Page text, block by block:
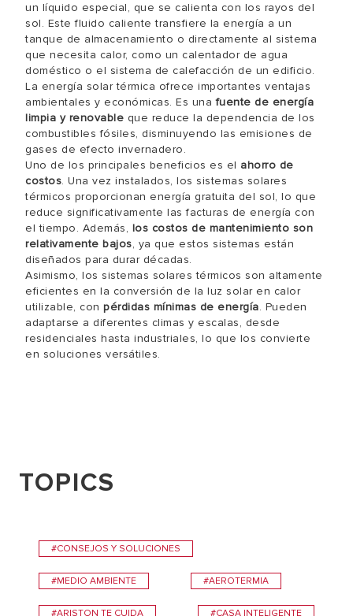
un líquido especial, que se calienta con los rayos del
sol. Este fluido caliente transfiere la energía a un
tanque de almacenamiento o directamente al sistema
que necesita calor, como un calentador de agua
doméstico o el sistema de calefacción de un edificio.
La energía solar térmica ofrece importantes ventajas
ambientales y económicas. Es una fuente de energía
limpia y renovable que reduce la dependencia de los
combustibles fósiles, disminuyendo las emisiones de
gases de efecto invernadero.
Uno de los principales beneficios es el ahorro de
costos. Una vez instalados, los sistemas solares
térmicos proporcionan energía gratuita del sol, lo que
reduce significativamente las facturas de energía con
el tiempo. Además, los costos de mantenimiento son
relativamente bajos, ya que estos sistemas están
diseñados para durar décadas.
Asimismo, los sistemas solares térmicos son altamente
eficientes en la conversión de la luz solar en calor
utilizable, con pérdidas mínimas de energía. Pueden
adaptarse a diferentes climas y escalas, desde
residenciales hasta industriales, lo que los convierte
en soluciones versátiles.
TOPICS
#CONSEJOS Y SOLUCIONES
#MEDIO AMBIENTE #AEROTERMIA
#ARISTON TE CUIDA #CASA INTELIGENTE